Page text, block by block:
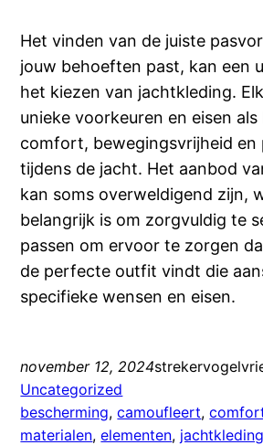
Het vinden van de juiste
jouw behoeften past, kan een
het kiezen van jachtkleding.
unieke voorkeuren en eisen
comfort, bewegingsvrijheid en
tijdens de jacht. Het aanbod
kan soms overweldigend zijn,
belangrijk is om zorgvuldig te
passen om ervoor te zorgen
de perfecte outfit vindt die
specifieke wensen en eisen.
november 12, 2024
Uncategorized
bescherming, camoufleert,
materialen, elementen, jachtkleding